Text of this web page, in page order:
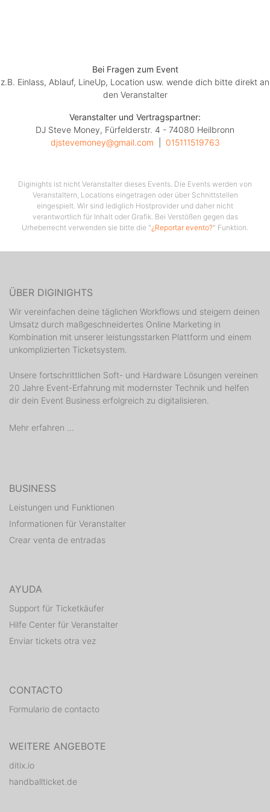
Bei Fragen zum Event
z.B. Einlass, Ablauf, LineUp, Location usw. wende dich bitte direkt an
den Veranstalter
Veranstalter und Vertragspartner:
DJ Steve Money, Fürfelderstr. 4 - 74080 Heilbronn
djstevemoney@gmail.com
015111519763
Diginights ist nicht Veranstalter dieses Events. Die Events werden von
Veranstaltern, Locations eingetragen oder über Schnittstellen
eingespielt. Wir sind lediglich Hostprovider und daher nicht
verantwortlich für Inhalt oder Grafik. Bei Verstößen gegen das
Urheberrecht verwenden sie bitte die "¿Reportar evento?" Funktion.
ÜBER DIGINIGHTS
Wir vereinfachen deine täglichen Workflows und steigern deinen
Umsatz durch maßgeschneidertes Online Marketing in
Kombination mit unserer leistungsstarken Plattform und einem
unkomplizierten Ticketsystem.
Unsere fortschrittlichen Soft- und Hardware Lösungen vereinen
20 Jahre Event-Erfahrung mit modernster Technik und helfen
dir dein Event Business erfolgreich zu digitalisieren.
Mehr erfahren ...
BUSINESS
Leistungen und Funktionen
Informationen für Veranstalter
Crear venta de entradas
AYUDA
Support für Ticketkäufer
Hilfe Center für Veranstalter
Enviar tickets otra vez
CONTACTO
Formulario de contacto
WEITERE ANGEBOTE
ditix.io
handballticket.de